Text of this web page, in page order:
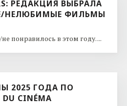
РЕДАКЦИЯ ВЫБРАЛА
НЕЛЮБИМЫЕ ФИЛЬМЫ
понравилось в этом году. ...
2025 ГОДА ПО
CINÉMA